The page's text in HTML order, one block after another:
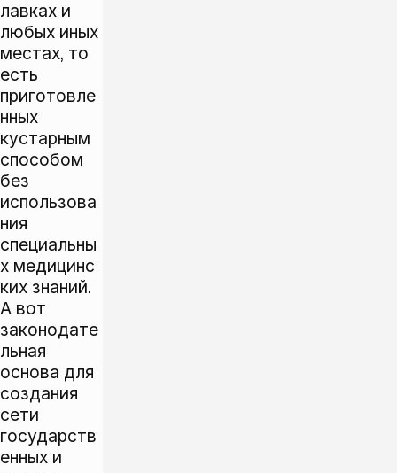
лавках и
любых иных
местах, то
есть
приготовле
нных
кустарным
способом
без
использова
ния
специальны
х медицинс
ких знаний.
А вот
законодате
льная
основа для
создания
сети
государств
енных и